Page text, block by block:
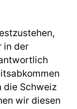
in der
die Schweiz
wir diesen